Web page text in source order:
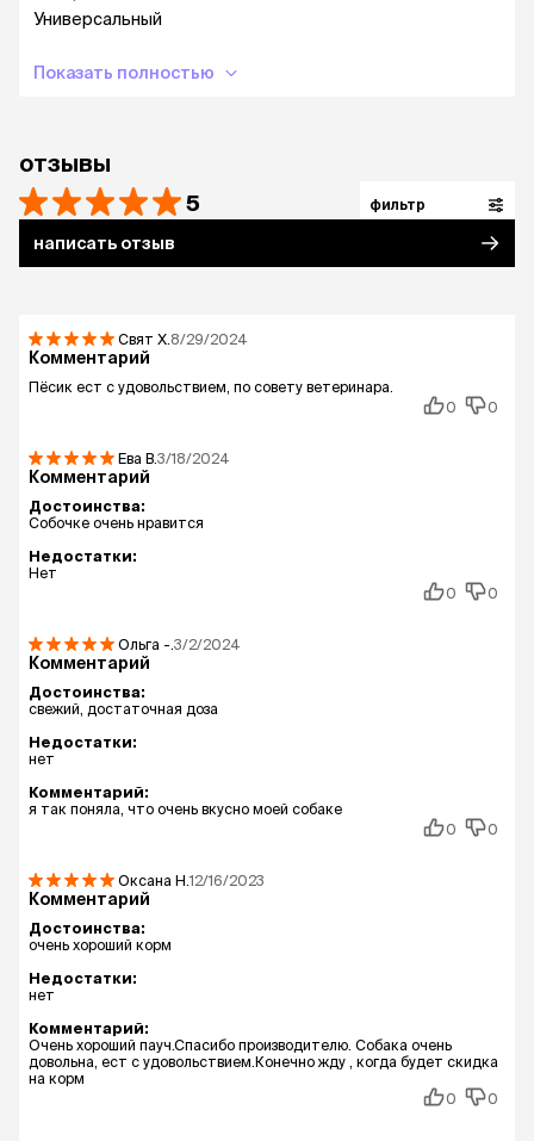
Универсальный
Показать полностью
отзывы
5 фильтр
написать отзыв
Свят Х. 8/29/2024
Комментарий
Пёсик ест с удовольствием, по совету ветеринара.
0
0
Ева В. 3/18/2024
Комментарий
Достоинства:
Собочке очень нравится
Недостатки:
Нет
0
0
Ольга -. 3/2/2024
Комментарий
Достоинства:
свежий, достаточная доза
Недостатки:
нет
Комментарий:
я так поняла, что очень вкусно моей собаке
0
0
Оксана Н.12/16/2023
Комментарий
Достоинства:
очень хороший корм
Недостатки:
нет
Комментарий:
Очень хороший пауч.Спасибо производителю. Собака очень
довольна, ест с удовольствием.Конечно жду , когда будет скидка
на корм
0
0